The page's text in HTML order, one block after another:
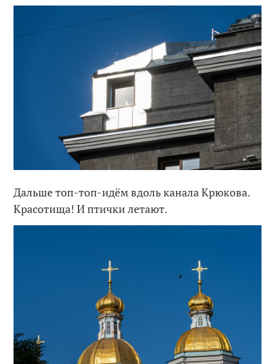
Дальше топ-топ-идём вдоль канала Крюкова.
Красотища! И птички летают.